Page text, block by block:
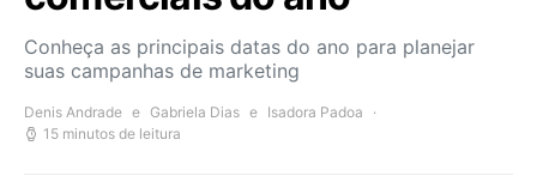
Conheça as principais datas do ano para planejar
suas campanhas de marketing
Denis Andrade e Gabriela Dias e Isadora Padoa
15 minutos de leitura